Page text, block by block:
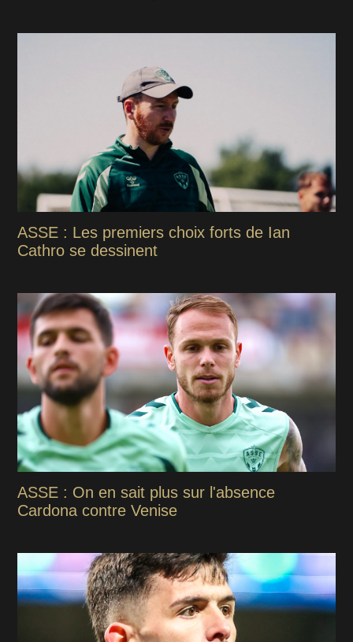
ASSE : Les premiers choix forts de Ian
Cathro se dessinent
ASSE : On en sait plus sur l'absence
Cardona contre Venise